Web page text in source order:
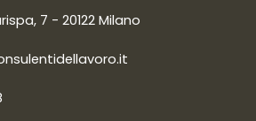
7 - 20122 Milano